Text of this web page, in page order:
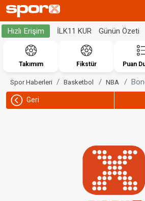
Hızlı Erişim İLK11 KUR Günün Özeti
Takımım Fikstür Puan
Spor Haberleri Basketbol NBA
Geri